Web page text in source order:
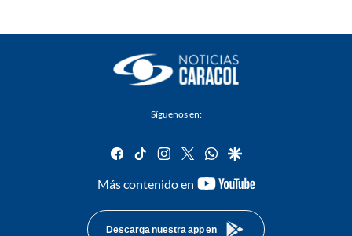
Síguenos en:
facebook
tiktok instagram
twitterwhatsapp
google
Más contenido en
youtube-
Descarga nuestra app en